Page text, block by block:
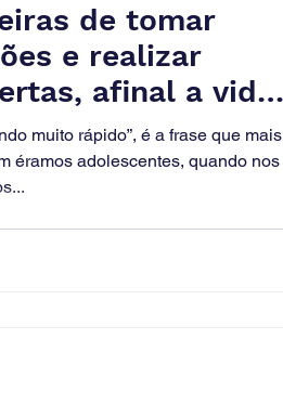
de tomar
e realizar
afinal a vida
rascunho
muito rápido”, é a frase que mais
éramos adolescentes, quando nos